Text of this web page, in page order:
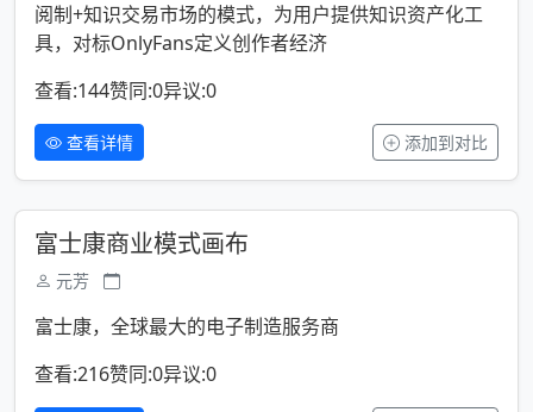
阅制+知识交易市场的模式，为用户提供知识资产化工
具，对标OnlyFans定义创作者经济
查看:144赞同:0异议:0
查看详情 添加到对比
富士康商业模式画布
元芳
富士康，全球最大的电子制造服务商
查看:216赞同:0异议:0